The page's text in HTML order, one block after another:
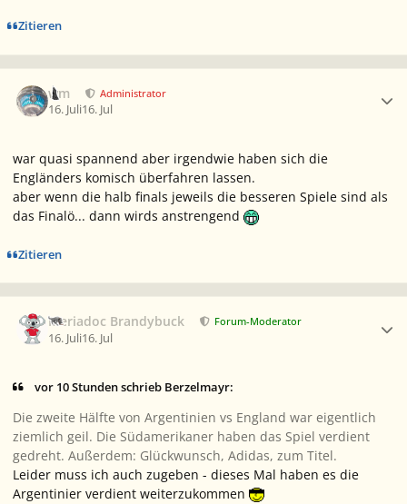
Zitieren
wm Administrator
16. Juli16. Jul
war quasi spannend aber irgendwie haben sich die
Engländers komisch überfahren lassen.
aber wenn die halb finals jeweils die besseren Spiele sind als
das Finalö... dann wirds anstrengend
Zitieren
Meriadoc Brandybuck Forum-Moderator
16. Juli16. Jul
vor 10 Stunden schrieb Berzelmayr:
Die zweite Hälfte von Argentinien vs England war eigentlich
ziemlich geil. Die Südamerikaner haben das Spiel verdient
gedreht. Außerdem: Glückwunsch, Adidas, zum Titel.
Leider muss ich auch zugeben - dieses Mal haben es die
Argentinier verdient weiterzukommen